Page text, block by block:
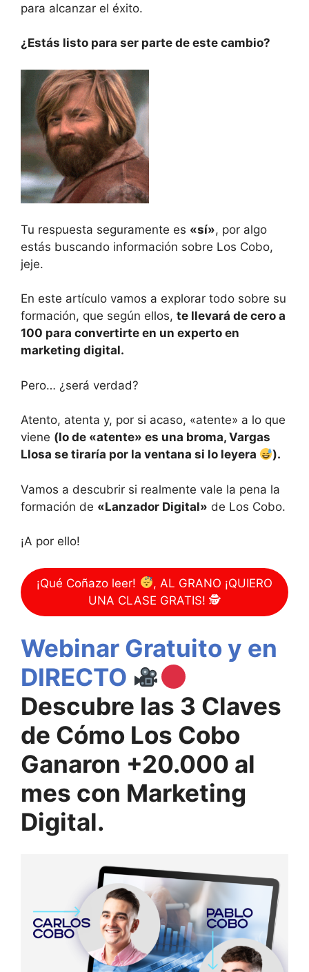
para alcanzar el éxito.
¿Estás listo para ser parte de este cambio?
Tu respuesta seguramente es «sí», por algo
estás buscando información sobre Los Cobo,
jeje.
En este artículo vamos a explorar todo sobre su
formación, que según ellos, te llevará de cero a
100 para convertirte en un experto en
marketing digital.
Pero… ¿será verdad?
Atento, atenta y, por si acaso, «atente» a lo que
viene (lo de «atente» es una broma, Vargas
Llosa se tiraría por la ventana si lo leyera
).
Vamos a descubrir si realmente vale la pena la
formación de «Lanzador Digital» de Los Cobo.
¡A por ello!
¡Qué Coñazo leer!
, AL GRANO ¡QUIERO
UNA CLASE GRATIS! 🕵
Webinar Gratuito y en
DIRECTO
Descubre las 3 Claves
de Cómo Los Cobo
Ganaron +20.000 al
mes con Marketing
Digital.